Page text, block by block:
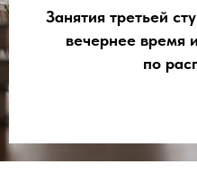
Занятия третьей
вечернее время
по